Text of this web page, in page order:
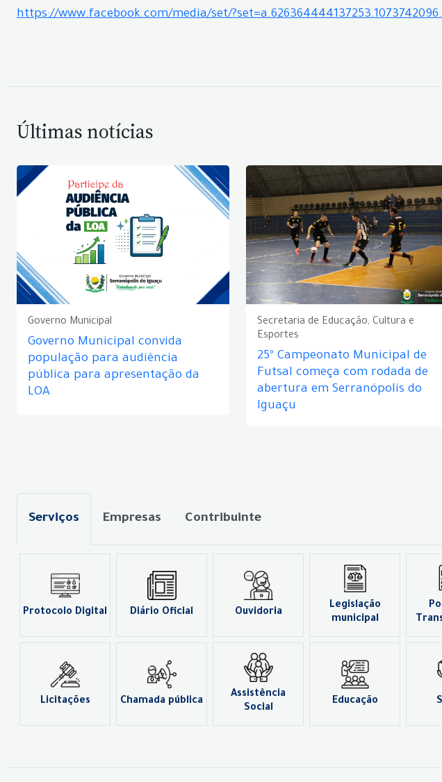
https://www.facebook.com/media/set/
Últimas notícias
Governo Municipal
Governo Municipal convida
população para audiência
pública para apresentação da
LOA
Secretaria de Educação, Cultura e
Esportes
25º Campeonato Municipal de
Futsal começa com rodada de
abertura em Serranópolis do
Iguaçu
Serviços Empresas Contribuinte
Protocolo Digital Diário Oficial Ouvidoria
Legislação
municipal
Licitações Chamada pública
Assistência
Social
Educação